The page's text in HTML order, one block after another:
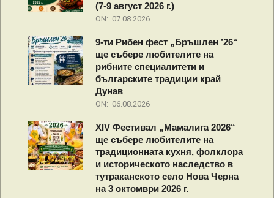
(7-9 август 2026 г.)
ON: 07.08.2026
9-ти Рибен фест „Бръшлен ’26“
ще събере любителите на
рибните специалитети и
българските традиции край
Дунав
ON: 06.08.2026
XIV Фестивал „Мамалига 2026“
ще събере любителите на
традиционната кухня, фолклора
и историческото наследство в
тутраканското село Нова Черна
на 3 октомври 2026 г.